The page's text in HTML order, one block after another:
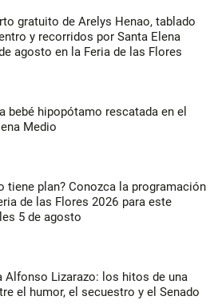
gratuito de Arelys Henao, tablado
y recorridos por Santa Elena
agosto en la Feria de las Flores
bebé hipopótamo rescatada en el
Medio
tiene plan? Conozca la programación
de las Flores 2026 para este
5 de agosto
Alfonso Lizarazo: los hitos de una
el humor, el secuestro y el Senado